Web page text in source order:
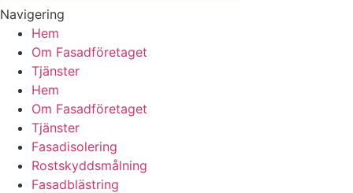
Navigering
Hem
Om Fasadföretaget
Tjänster
Hem
Om Fasadföretaget
Tjänster
Fasadisolering
Rostskyddsmålning
Fasadblästring